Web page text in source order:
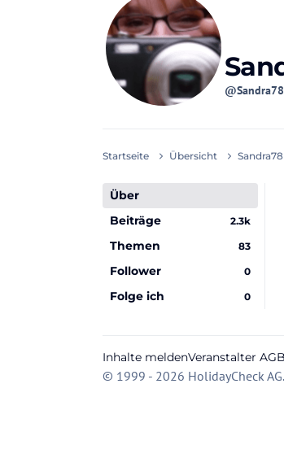
@Sandra78
Startseite Übersicht Sandra78
Über
Beiträge
2.3k
Themen 83
Follower 0
Folge ich 0
Inhalte meldenVeranstalter AGB
© 1999 - 2026 HolidayCheck